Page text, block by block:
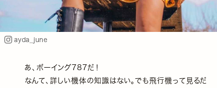
ayda_june
あ、ボーイング787だ！
なんて、詳しい機体の知識はない。でも飛行機って見るだ